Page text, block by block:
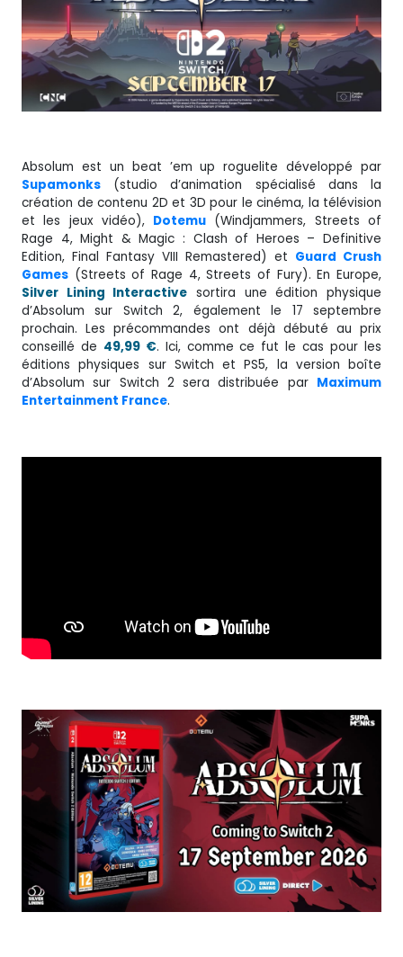
Absolum est un beat ’em up roguelite développé par
Supamonks (studio d’animation spécialisé dans la
création de contenu 2D et 3D pour le cinéma, la télévision
et les jeux vidéo), Dotemu (Windjammers, Streets of
Rage 4, Might & Magic : Clash of Heroes – Definitive
Edition, Final Fantasy VIII Remastered) et Guard Crush
Games (Streets of Rage 4, Streets of Fury). En Europe,
Silver Lining Interactive sortira une édition physique
d’Absolum sur Switch 2, également le 17 septembre
prochain. Les précommandes ont déjà débuté au prix
conseillé de 49,99 €. Ici, comme ce fut le cas pour les
éditions physiques sur Switch et PS5, la version boîte
d’Absolum sur Switch 2 sera distribuée par Maximum
Entertainment France.